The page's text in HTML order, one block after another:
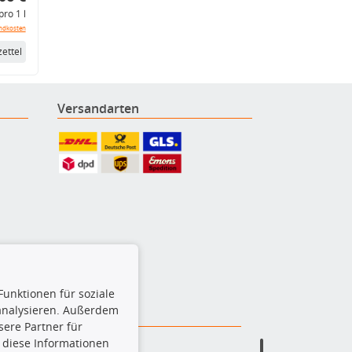
1 l
Versandarten
für soziale
Außerdem
Partner für
Informationen